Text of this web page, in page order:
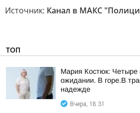
Источник: Канал в МАКС
ТОП
Мария Костюк: Четыре
ожидании. В горе.В
надежде
Вчера, 18:31